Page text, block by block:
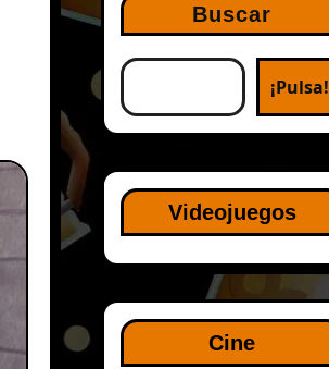
Buscar
¡Pulsa!
Videojuegos
Cine